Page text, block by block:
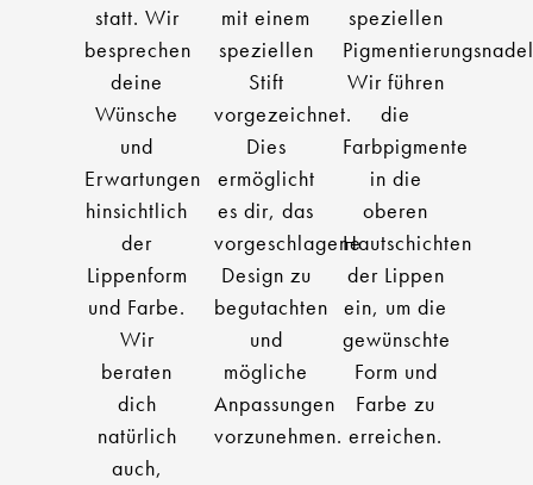
statt. Wir
besprechen
deine
Wünsche
und
Erwartungen
hinsichtlich
der
Lippenform
und Farbe.
Wir
beraten
dich
natürlich
auch,
mit einem
speziellen
Stift
vorgezeichnet.
Dies
ermöglicht
es dir, das
vorgeschlagene
Design zu
begutachten
und
mögliche
Anpassungen
vorzunehmen.
speziellen
Wir führen
die
Farbpigmente
in die
oberen
Hautschichten
der Lippen
ein, um die
gewünschte
Form und
Farbe zu
erreichen.